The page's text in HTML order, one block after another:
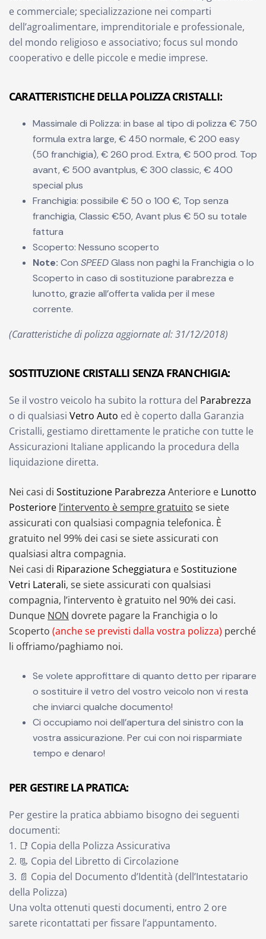
e commerciale; specializzazione nei comparti
dell’agroalimentare, imprenditoriale e professionale,
del mondo religioso e associativo; focus sul mondo
cooperativo e delle piccole e medie imprese.
CARATTERISTICHE DELLA POLIZZA CRISTALLI:
Massimale di Polizza: in base al tipo di polizza € 750
formula extra large, € 450 normale, € 200 easy
(50 franchigia), € 260 prod. Extra, € 500 prod. Top
avant, € 500 avantplus, € 300 classic, € 400
special plus
Franchigia: possibile € 50 o 100 €, Top senza
franchigia, Classic €50, Avant plus € 50 su totale
fattura
Scoperto: Nessuno scoperto
Note: Con SPEEDGlass non paghi la Franchigia o lo
Scoperto in caso di sostituzione parabrezza e
lunotto, grazie all’offerta valida per il mese
corrente.
(Caratteristiche di polizza aggiornate al: 31/12/2018)
SOSTITUZIONE CRISTALLI SENZA FRANCHIGIA:
Se il vostro veicolo ha subito la rottura del Parabrezza
o di qualsiasi Vetro Auto ed è coperto dalla Garanzia
Cristalli, gestiamo direttamente le pratiche con tutte le
Assicurazioni Italiane applicando la procedura della
liquidazione diretta.
Nei casi di Sostituzione Parabrezza Anteriore e Lunotto
Posteriore l’intervento è sempre gratuito se siete
assicurati con qualsiasi compagnia telefonica. È
gratuito nel 99% dei casi se siete assicurati con
qualsiasi altra compagnia.
Nei casi di Riparazione Scheggiatura eSostituzione
Vetri Laterali, se siete assicurati con qualsiasi
compagnia, l’intervento è gratuito nel 90% dei casi.
Dunque NON dovrete pagare la Franchigia o lo
Scoperto (anche se previsti dalla vostra polizza) perché
li offriamo/paghiamo noi.
Se volete approfittare di quanto detto per riparare
o sostituire il vetro del vostro veicolo non vi resta
che inviarci qualche documento!
Ci occupiamo noi dell’apertura del sinistro con la
vostra assicurazione. Per cui con noi risparmiate
tempo e denaro!
PER GESTIRE LA PRATICA:
Per gestire la pratica abbiamo bisogno dei seguenti
documenti:
1. 📑 Copia della Polizza Assicurativa
2. 📃 Copia del Libretto di Circolazione
3. 📄 Copia del Documento d’Identità (dell’Intestatario
della Polizza)
Una volta ottenuti questi documenti, entro 2 ore
sarete ricontattati per fissare l’appuntamento.